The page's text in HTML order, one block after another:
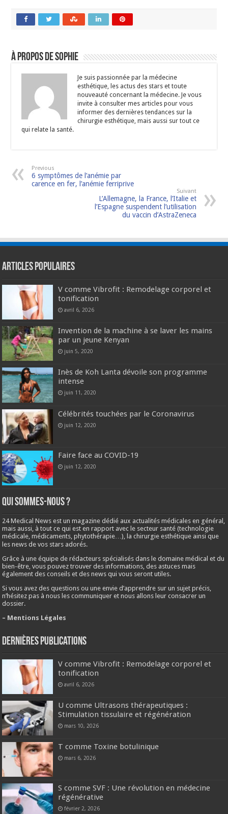
À propos de Sophie
Je suis passionnée par la médecine
esthétique, les actus des stars et toute
nouveauté concernant la médecine. Je vous
invite à consulter mes articles pour vous
informer des dernières tendances sur la
chirurgie esthétique, mais aussi sur tout ce
qui relate la santé.
Previous
6 symptômes de l’anémie par
carence en fer, l’anémie ferriprive
Suivant
L’Allemagne, la France, l’Italie et
l’Espagne suspendent l’utilisation
du vaccin d’AstraZeneca
Articles populaires
V comme Vibrofit : Remodelage corporel et
tonification
avril 6, 2026
Invention de la machine à se laver les mains
par un jeune Kenyan
juin 5, 2020
Inès de Koh Lanta dévoile son programme
intense
juin 11, 2020
Célébrités touchées par le Coronavirus
juin 12, 2020
Faire face au COVID-19
juin 12, 2020
Qui sommes-nous ?
24 Medical News est un magazine dédié aux actualités médicales en général,
mais aussi, à tout ce qui est en rapport avec le secteur santé (technologie
médicale, médicaments, phytothérapie…), la chirurgie esthétique ainsi que
les news de vos stars adorés.
Grâce à une équipe de rédacteurs spécialisés dans le domaine médical et du
bien-être, vous pouvez trouver des informations, des astuces mais
également des conseils et des news qui vous seront utiles.
Si vous avez des questions ou une envie d’apprendre sur un sujet précis,
n’hésitez pas à nous les communiquer et nous allons leur consacrer un
dossier.
– Mentions Légales
Dernières publications
V comme Vibrofit : Remodelage corporel et
tonification
avril 6, 2026
U comme Ultrasons thérapeutiques :
Stimulation tissulaire et régénération
mars 10, 2026
T comme Toxine botulinique
mars 6, 2026
S comme SVF : Une révolution en médecine
régénérative
février 2, 2026